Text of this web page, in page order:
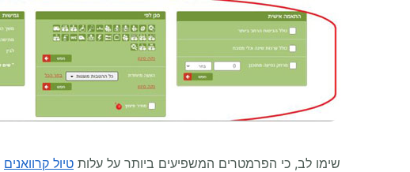
שימו לב, כי הפרמטרים המשפיעים ביותר על עלות טיול קרוואנים